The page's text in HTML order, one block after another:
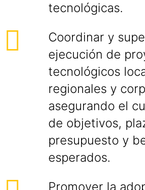
tecnológicas.
Coordinar y
ejecución de
tecnológicos
regionales y
asegurando el
de objetivos,
presupuesto y
esperados.
Promover la